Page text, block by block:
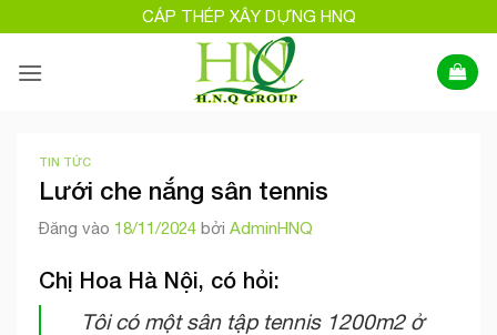
qua
nội
CÁP THÉP XÂY DỰNG HNQ
TIN TỨC
Lưới che nắng sân tennis
Đăng vào 18/11/2024 bởi AdminHNQ
Chị Hoa Hà Nội, có hỏi:
Tôi có một sân tập tennis 1200m2 ở